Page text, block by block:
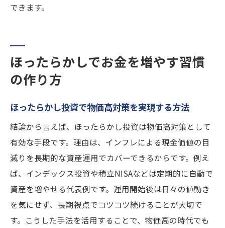
できます。
ほったらかしでお金を増やす習慣
の作り方
ほったらかし投資で物価高対策を実現する方法
結論から言えば、ほったらかし投資は物価高対策として
有効な手段です。理由は、インフレによる現金価値の目
減りを長期的な資産運用でカバーできるからです。例え
ば、インデックス投資や積立NISAなどは定期的に自動で
資産を増やせる代表例です。運用開始後は日々の値動き
を気にせず、長期視点でコツコツ続けることが大切で
す。こうした手法を活用することで、物価高の時代でも